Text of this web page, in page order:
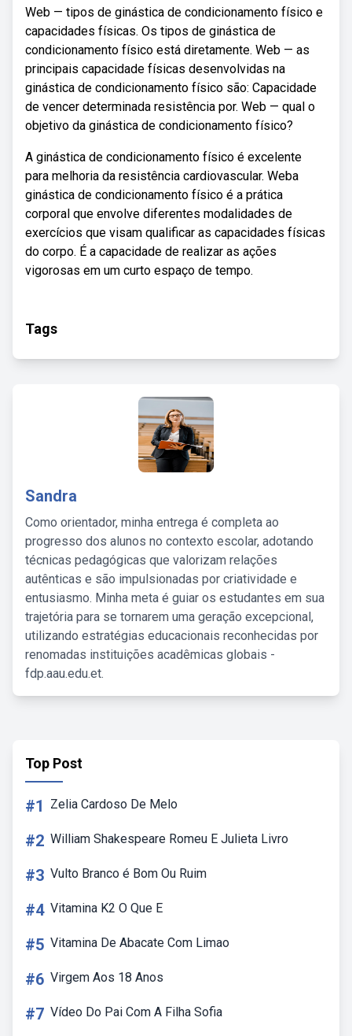
Web — tipos de ginástica de condicionamento físico e
capacidades físicas. Os tipos de ginástica de
condicionamento físico está diretamente. Web — as
principais capacidade físicas desenvolvidas na
ginástica de condicionamento físico são: Capacidade
de vencer determinada resistência por. Web — qual o
objetivo da ginástica de condicionamento físico?
A ginástica de condicionamento físico é excelente
para melhoria da resistência cardiovascular. Weba
ginástica de condicionamento físico é a prática
corporal que envolve diferentes modalidades de
exercícios que visam qualificar as capacidades físicas
do corpo. É a capacidade de realizar as ações
vigorosas em um curto espaço de tempo.
Tags
Sandra
Como orientador, minha entrega é completa ao
progresso dos alunos no contexto escolar, adotando
técnicas pedagógicas que valorizam relações
autênticas e são impulsionadas por criatividade e
entusiasmo. Minha meta é guiar os estudantes em sua
trajetória para se tornarem uma geração excepcional,
utilizando estratégias educacionais reconhecidas por
renomadas instituições acadêmicas globais -
fdp.aau.edu.et.
Top Post
#1 Zelia Cardoso De Melo
#2 William Shakespeare Romeu E Julieta Livro
#3 Vulto Branco é Bom Ou Ruim
#4 Vitamina K2 O Que E
#5 Vitamina De Abacate Com Limao
#6 Virgem Aos 18 Anos
#7 Vídeo Do Pai Com A Filha Sofia